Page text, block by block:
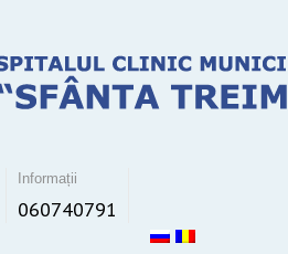
Informații
060740791